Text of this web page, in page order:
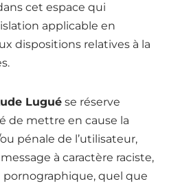
cet espace qui
applicable en
dispositions relatives à la
Lugué se réserve
de mettre en cause la
pénale de l’utilisateur,
à caractère raciste,
quel que